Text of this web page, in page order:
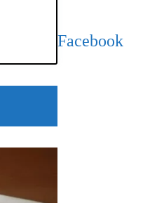
Facebook